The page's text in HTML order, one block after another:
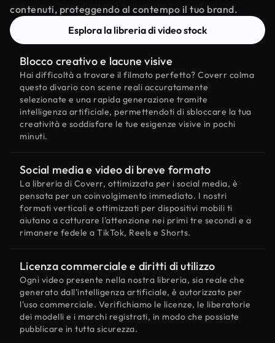
contenuti, proteggendo al contempo il tuo brand.
Esplora la libreria di video stock
Blocco creativo e lacune visive
Hai difficoltà a trovare il filmato perfetto? Coverr colma
questo divario con scene reali accuratamente
selezionate e una rapida generazione tramite
intelligenza artificiale, permettendoti di sbloccare la tua
creatività e soddisfare le tue esigenze visive in pochi
minuti.
Social media e video di breve formato
La libreria di Coverr, ottimizzata per i social media, è
pensata per un coinvolgimento immediato. I nostri
formati verticali e ottimizzati per dispositivi mobili ti
aiutano a catturare l'attenzione nei primi tre secondi e a
rimanere fedele a TikTok, Reels e Shorts.
Licenza commerciale e diritti di utilizzo
Ogni video presente nella nostra libreria, sia reale che
generato dall'intelligenza artificiale, è autorizzato per
l'uso commerciale. Verifichiamo le licenze, le liberatorie
dei modelli e i marchi registrati, in modo che possiate
pubblicare in tutta sicurezza.